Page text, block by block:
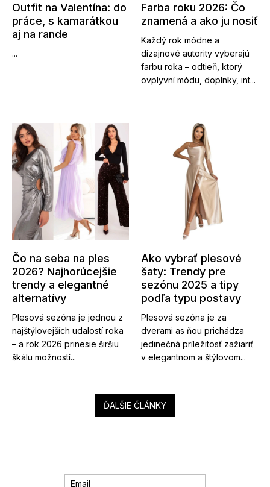
Outfit na Valentína: do
práce, s kamarátkou
aj na rande
...
Farba roku 2026: Čo
znamená a ako ju nosiť
Každý rok módne a
dizajnové autority vyberajú
farbu roka – odtieň, ktorý
ovplyvní módu, doplnky, int...
Čo na seba na ples
2026? Najhorúcejšie
trendy a elegantné
alternatívy
Plesová sezóna je jednou z
najštýlovejších udalostí roka
– a rok 2026 prinesie širšiu
škálu možností...
Ako vybrať plesové
šaty: Trendy pre
sezónu 2025 a tipy
podľa typu postavy
Plesová sezóna je za
dverami as ňou prichádza
jedinečná príležitosť zažiariť
v elegantnom a štýlovom...
ĎALŠIE ČLÁNKY
Email